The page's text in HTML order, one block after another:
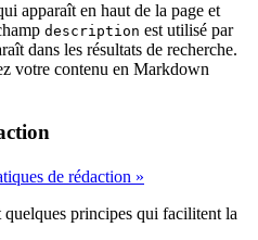
apparaît en haut de la page et
description est utilisé par
dans les résultats de recherche.
votre contenu en Markdown
de rédaction »
principes qui facilitent la